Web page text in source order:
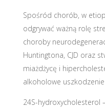
Spośród chorób, w
odgrywać ważną rolę
choroby
Huntingtona, CJD oraz
miażdżycę i
alkoholowe
24S-hydroxycholesterol